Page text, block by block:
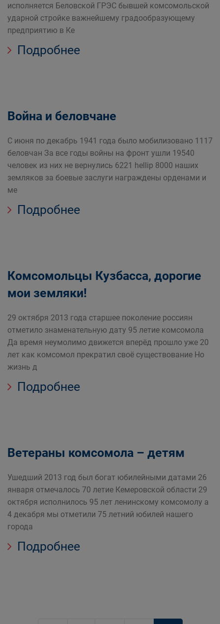
исполняется Беловской ГРЭС бывшей комсомольской
ударной стройке важнейшему градообразующему
предприятию в Ке
Подробнее
Война и беловчане
С июня по декабрь 1941 года было мобилизовано 1117
беловчан За все годы войны на фронт ушли 19540
человек из них не вернулись 6221 hellip 8000 наших
земляков за боевые заслуги награждены орденами и
ме
Подробнее
Комсомольцы Кузбасса, дорогие
мои земляки!
29 октября 2013 года старшее поколение россиян
отметило знаменательную дату 95 летие комсомола
Да время неумолимо движется вперёд прошло уже 20
лет как комсомол прекратил своё существование Но
жизнь д
Подробнее
Ветераны комсомола – детям
Ушедший 2013 год был богат юбилейными датами 26
января отмечалось 70 летие Кемеровской области 29
октября исполнилось 95 лет ленинскому комсомолу а
4 декабря мы отметили 75 летний юбилей нашего
города
Подробнее